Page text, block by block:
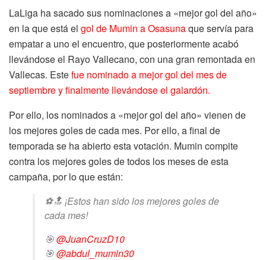
LaLiga ha sacado sus nominaciones a «mejor gol del año»
en la que está el gol de Mumin a Osasunaque servía para
empatar a uno el encuentro, que posteriormente acabó
llevándose el Rayo Vallecano, con una gran remontada en
Vallecas. Estefue nominado a mejor gol del mes de
septiembre y finalmente llevándose el galardón.
Por ello, los nominados a «mejor gol del año» vienen de
los mejores goles de cada mes. Por ello, a final de
temporada se ha abierto esta votación. Mumin compite
contra los mejores goles de todos los meses de esta
campaña, por lo que están:
⚽🔝 ¡Estos han sido los mejores goles de
cada mes!
🎯@JuanCruzD10
🎯@abdul_mumin30